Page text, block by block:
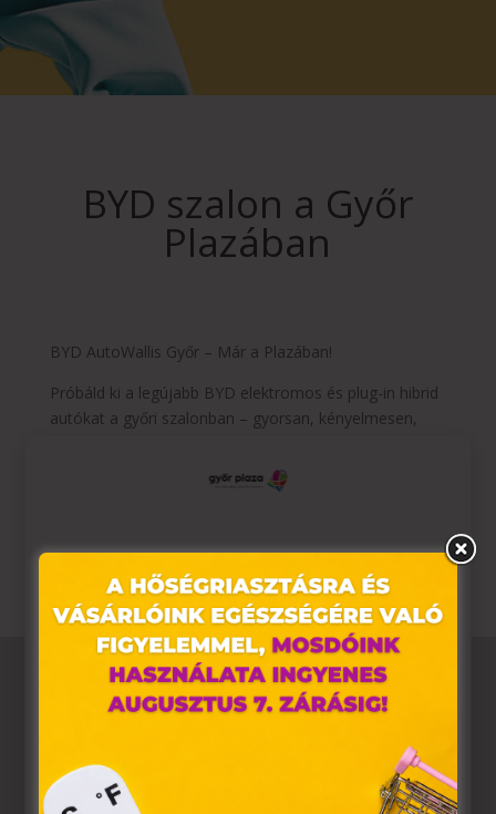
BYD szalon a Győr
Plazában
BYD AutoWallis Győr – Már a Plazában!
Próbáld ki a legújabb BYD elektromos és plug-in hibrid
autókat a győri szalonban – gyorsan, kényelmesen,
Most megtekinthető és tesztelhető modellek: Atto 2,
Weboldalunkon „cookie"-kat (továbbiakban „süti")
alkalmazunk. Ezek olyan fájlok, melyek információt
tárolnak webes böngészőjében. Ehhez az Ön
hozzájárulása szükséges.
A „sütiket" az elektronikus hírközlésről szóló 2003. évi C.
törvény, az elektronikus kereskedelmi szolgáltatások, az
információs társadalommal összefüggő szolgáltatások
egyes kérdéseiről szóló 2001. évi CVIII. törvény, valamint
az Európai Unió előírásainak megfelelően használjuk.